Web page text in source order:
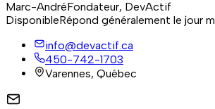
Marc-AndréFondateur, DevActif
DisponibleRépond généralement le jour
info@devactif.ca
450-742-1703
Varennes, Québec